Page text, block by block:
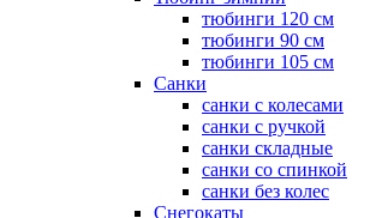
тюбинги 120 см
тюбинги 90 см
тюбинги 105 см
Санки
санки с колесами
санки с ручкой
санки складные
санки со спинкой
санки без колес
Снегокаты